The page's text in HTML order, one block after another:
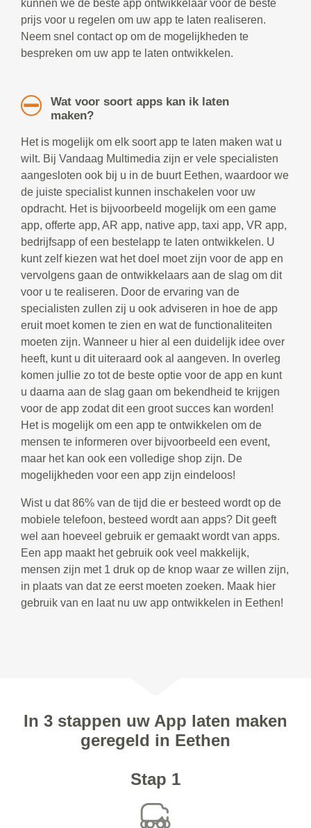
kunnen we de beste app ontwikkelaar voor de beste
prijs voor u regelen om uw app te laten realiseren.
Neem snel contact op om de mogelijkheden te
bespreken om uw app te laten ontwikkelen.
Wat voor soort apps kan ik laten
maken?
Het is mogelijk om elk soort app te laten maken wat u
wilt. Bij Vandaag Multimedia zijn er vele specialisten
aangesloten ook bij u in de buurt Eethen, waardoor we
de juiste specialist kunnen inschakelen voor uw
opdracht. Het is bijvoorbeeld mogelijk om een game
app, offerte app, AR app, native app, taxi app, VR app,
bedrijfsapp of een bestelapp te laten ontwikkelen. U
kunt zelf kiezen wat het doel moet zijn voor de app en
vervolgens gaan de ontwikkelaars aan de slag om dit
voor u te realiseren. Door de ervaring van de
specialisten zullen zij u ook adviseren in hoe de app
eruit moet komen te zien en wat de functionaliteiten
moeten zijn. Wanneer u hier al een duidelijk idee over
heeft, kunt u dit uiteraard ook al aangeven. In overleg
komen jullie zo tot de beste optie voor de app en kunt
u daarna aan de slag gaan om bekendheid te krijgen
voor de app zodat dit een groot succes kan worden!
Het is mogelijk om een app te ontwikkelen om de
mensen te informeren over bijvoorbeeld een event,
maar het kan ook een volledige shop zijn. De
mogelijkheden voor een app zijn eindeloos!
Wist u dat 86% van de tijd die er besteed wordt op de
mobiele telefoon, besteed wordt aan apps? Dit geeft
wel aan hoeveel gebruik er gemaakt wordt van apps.
Een app maakt het gebruik ook veel makkelijk,
mensen zijn met 1 druk op de knop waar ze willen zijn,
in plaats van dat ze eerst moeten zoeken. Maak hier
gebruik van en laat nu uw app ontwikkelen in Eethen!
In 3 stappen uw App laten maken
geregeld in Eethen
Stap 1